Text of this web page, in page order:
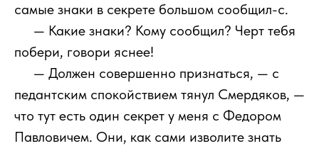
самые знаки в секрете большом сообщил-с.
— Какие знаки? Кому сообщил? Черт тебя
побери, говори яснее!
— Должен совершенно признаться, — с
педантским спокойствием тянул Смердяков, —
что тут есть один секрет у меня с Федором
Павловичем. Они, как сами изволите знать